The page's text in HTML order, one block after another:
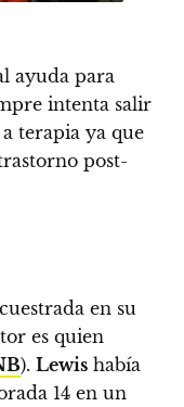
ayuda para
intenta salir
terapia ya que
post-
en su
es quien
). Lewis había
14 en un